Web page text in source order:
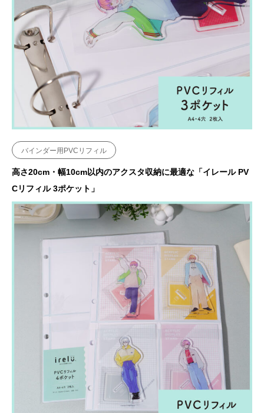
バインダー用PVCリフィル
高さ20cm・幅10cm以内のアクスタ収納に最適な「イレール PV
Cリフィル 3ポケット」